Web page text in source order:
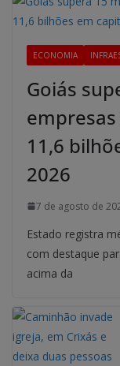
ECONOMIA
Goiás
11,6
2026
7 de agosto de
Estado registra
com destaque
acima da